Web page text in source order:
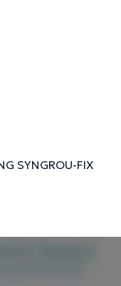
SYNGROU-FIX